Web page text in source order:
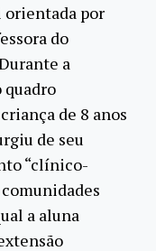
orientada por
do
a
quadro
de 8 anos
de seu
“clínico-
a aluna